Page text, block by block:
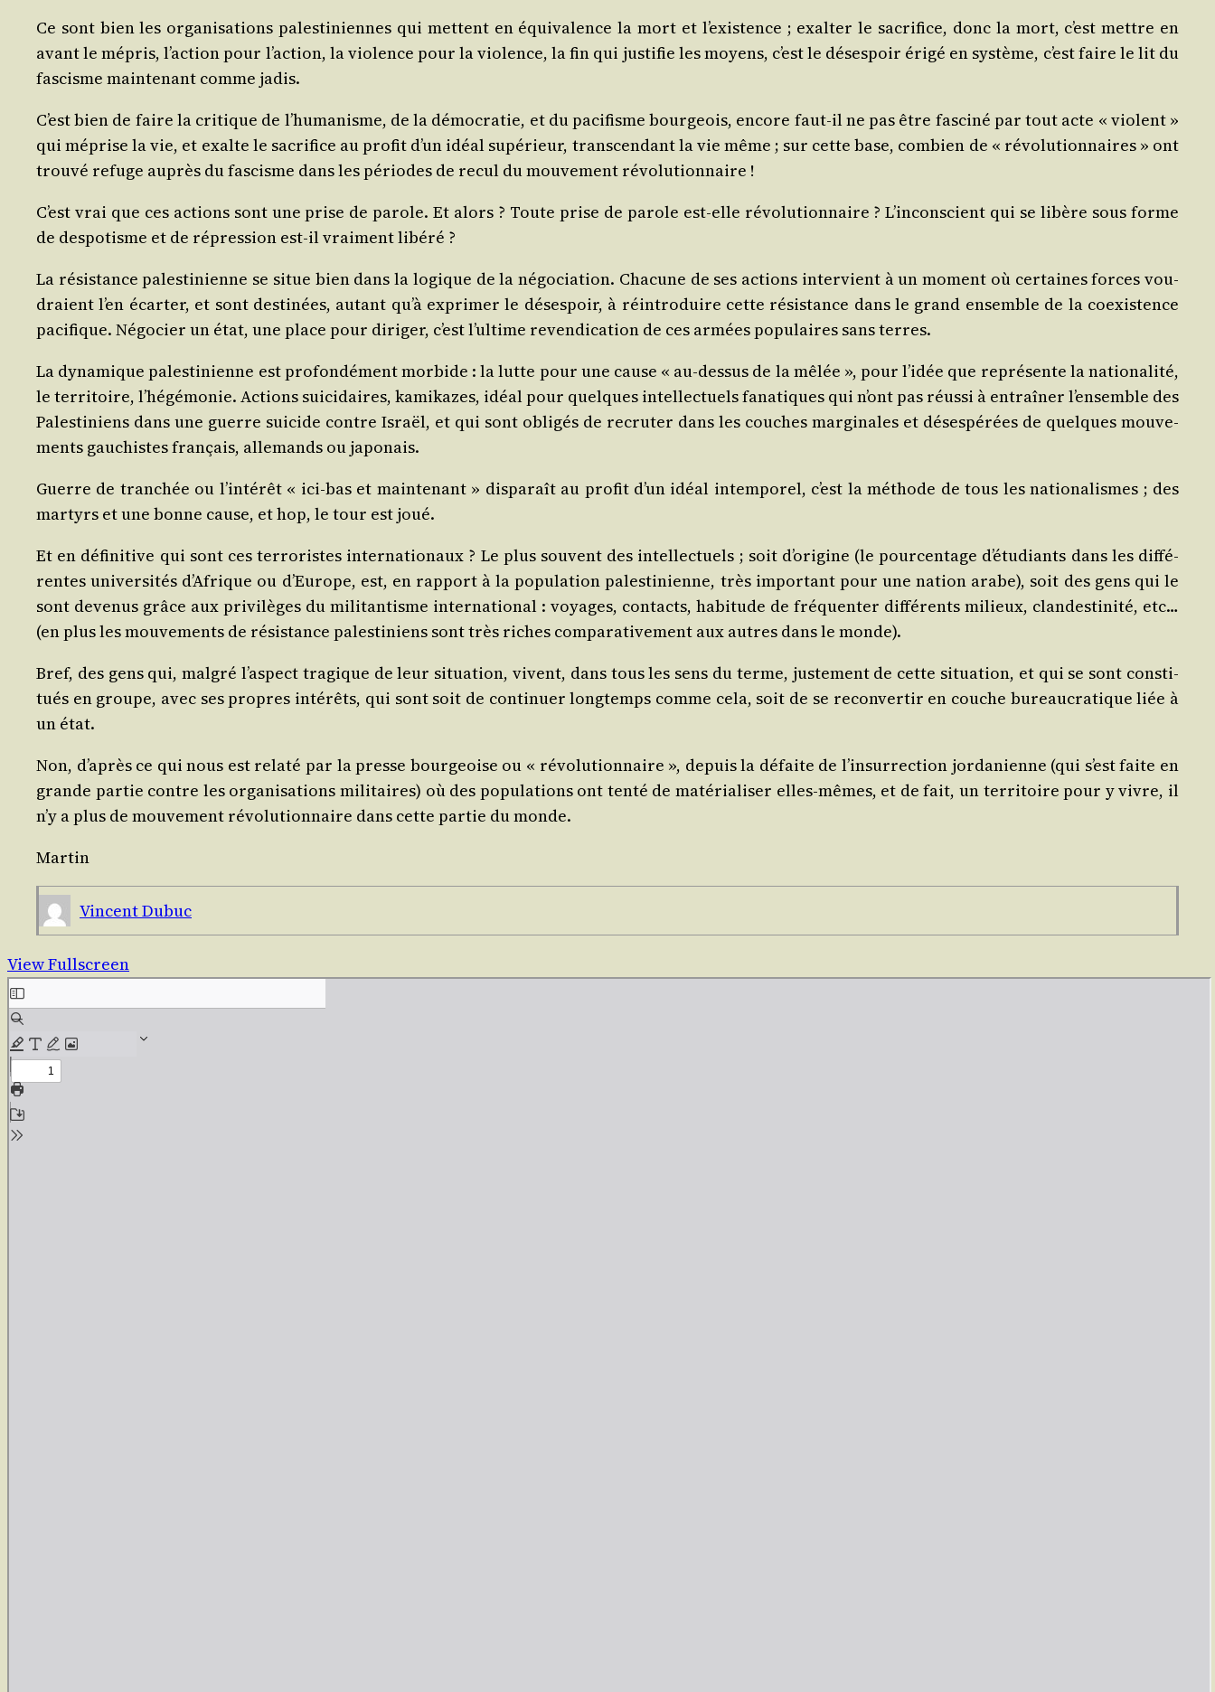
Ce sont bien les orga­ni­sa­tions pales­ti­niennes qui mettent en équi­va­lence la mort et l’exis­tence ; exal­ter le sacri­fice, donc la mort, c’est mettre en
avant le mépris, l’ac­tion pour l’ac­tion, la vio­lence pour la vio­lence, la fin qui jus­ti­fie les moyens, c’est le déses­poir éri­gé en sys­tème, c’est faire le lit du
fas­cisme main­te­nant comme jadis.
C’est bien de faire la cri­tique de l’hu­ma­nisme, de la démo­cra­tie, et du paci­fisme bour­geois, encore faut-il ne pas être fas­ci­né par tout acte « violent »
qui méprise la vie, et exalte le sacri­fice au pro­fit d’un idéal supé­rieur, trans­cen­dant la vie même ; sur cette base, com­bien de « révo­lu­tion­naires » ont
trou­vé refuge auprès du fas­cisme dans les périodes de recul du mou­ve­ment révolutionnaire !
C’est vrai que ces actions sont une prise de parole. Et alors ? Toute prise de parole est-elle révo­lu­tion­naire ? L’in­cons­cient qui se libère sous forme
de des­po­tisme et de répres­sion est-il vrai­ment libéré ?
La résis­tance pales­ti­nienne se situe bien dans la logique de lanégo­cia­tion. Cha­cune de ses actions inter­vient à un moment où cer­taines forces vou­
draient l’en écar­ter, et sont des­ti­nées, autant qu’à expri­mer le déses­poir, à réin­tro­duire cette résis­tance dans le grand ensemble de la coexis­tence
paci­fique. Négo­cier un état, une place pour diri­ger, c’est l’ul­time reven­di­ca­tion de ces armées popu­laires sans terres.
La dyna­mique pales­ti­nienne est pro­fon­dé­ment mor­bide : la lutte pour une cause « au-des­sus de la mêlée », pour l’i­dée que repré­sente la natio­na­li­té,
le ter­ri­toire, l’hé­gé­mo­nie. Actions sui­ci­daires, kami­kazes, idéal pour quelques intel­lec­tuels fana­tiques qui n’ont pas réus­si à entraî­ner l’en­semble des
Pales­ti­niens dans une guerre sui­cide contre Israël, et qui sont obli­gés de recru­ter dans les couches mar­gi­nales et déses­pé­rées de quelques mou­ve­
ments gau­chistes fran­çais, alle­mands ou japonais.
Guerre de tran­chée ou l’in­té­rêt « ici-bas et main­te­nant » dis­pa­raît au pro­fit d’un idéal intem­po­rel, c’est la méthode de tous les natio­na­lismes ; des
mar­tyrs et une bonne cause, et hop, le tour est joué.
Et en défi­ni­tive qui sont ces ter­ro­ristes inter­na­tio­naux ? Le plus sou­vent des intel­lec­tuels ; soit d’o­ri­gine (le pour­cen­tage d’é­tu­diants dans les dif­fé­
rentes uni­ver­si­tés d’A­frique ou d’Eu­rope, est, en rap­port à la popu­la­tion pales­ti­nienne, très impor­tant pour une nation arabe), soit des gens qui le
sont deve­nus grâce aux pri­vi­lèges du mili­tan­tisme inter­na­tio­nal : voyages, contacts, habi­tude de fré­quen­ter dif­fé­rents milieux, clan­des­ti­ni­té, etc…
(en plus les mou­ve­ments de résis­tance pales­ti­niens sont très riches com­pa­ra­ti­ve­ment aux autres dans le monde).
Bref, des gens qui, mal­gré l’as­pect tra­gique de leur situa­tion, vivent, dans tous les sens du terme, jus­te­ment de cette situa­tion, et qui se sont consti­
tués en groupe, avec ses propres inté­rêts, qui sont soit de conti­nuer long­temps comme cela, soit de se recon­ver­tir en couche bureau­cra­tique liée à
un état.
Non, d’a­près ce qui nous est rela­té par la presse bour­geoise ou « révo­lu­tion­naire », depuis la défaite de l’in­sur­rec­tion jor­da­nienne (qui s’est faite en
grande par­tie contre les orga­ni­sa­tions mili­taires) où des popu­la­tions ont ten­té de maté­ria­li­ser elles-mêmes, et de fait, un ter­ri­toire pour y vivre, il
n’y a plus de mou­ve­ment révo­lu­tion­naire dans cette par­tie du monde.
Mar­tin
Vincent Dubuc
View Fullscreen